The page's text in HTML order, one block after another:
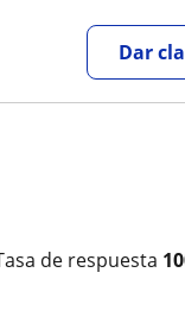
Dar
Tasa de respuesta